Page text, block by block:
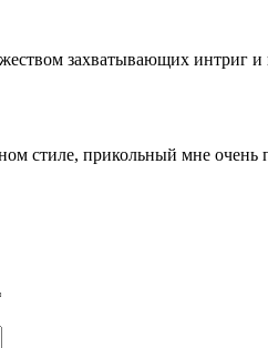
захватывающих интриг
стиле, прикольный мне очень